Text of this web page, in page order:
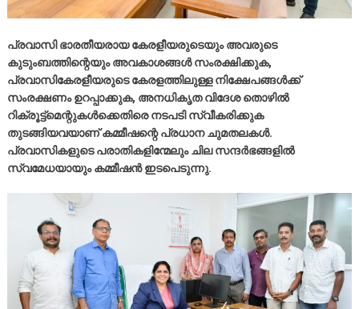
പ്രവാസി ഭാരതീയരായ കേരളീയരുടെയും അവരുടെ
കുടുംബത്തിന്റെയും അവകാശങ്ങള്‍ സംരക്ഷിക്കുക,
പ്രവാസികേരളീയരുടെ കേരളത്തിലുള്ള നിക്ഷേപങ്ങള്‍ക്ക്
സംരക്ഷണം ഉറപ്പാക്കുക, അനധികൃത വിദേശ തൊഴില്‍
റിക്രൂട്ട്മെന്റുകള്‍ക്കെതിരെ നടപടി സ്വീകരിക്കുക
തുടങ്ങിയവയാണ് കമ്മീഷന്റെ പ്രധാന ചുമതലകള്‍.
പ്രവാസികളുടെ പരാതികളിന്മേലും ചില സന്ദര്‍ഭങ്ങളില്‍
സ്വമേധയായും കമ്മീഷന്‍ ഇടപെടുന്നു.